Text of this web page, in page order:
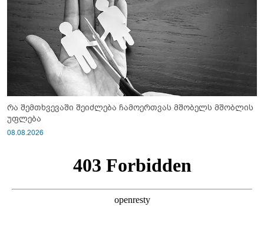
რა შემთხვევაში შეიძლება ჩამოერთვას მშობელს მშობლის
უფლება
08.08.2026